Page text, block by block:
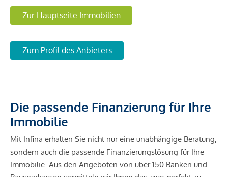
Zur Hauptseite Immobilien
Zum Profil des Anbieters
Die passende Finanzierung für Ihre
Immobilie
Mit Infina erhalten Sie nicht nur eine unabhängige Beratung,
sondern auch die passende Finanzierungslösung für Ihre
Immobilie. Aus den Angeboten von über 150 Banken und